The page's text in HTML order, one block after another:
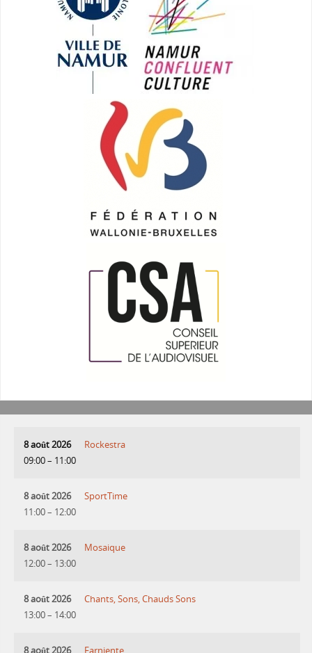
8 août 2026
09:00– 11:00
Rockestra
8 août 2026
11:00– 12:00
SportTime
8 août 2026
12:00– 13:00
Mosaique
8 août 2026
13:00– 14:00
Chants, Sons, Chauds Sons
8 août 2026 Farniente